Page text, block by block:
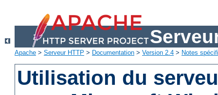
Apache > Serveur HTTP > Documentation > Version 2.4 > Notes
Utilisation du